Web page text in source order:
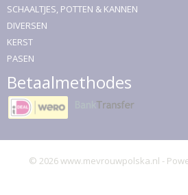
SCHAALTJES, POTTEN & KANNEN
DIVERSEN
KERST
PASEN
Betaalmethodes
© 2026 www.mevrouwpolska.nl -